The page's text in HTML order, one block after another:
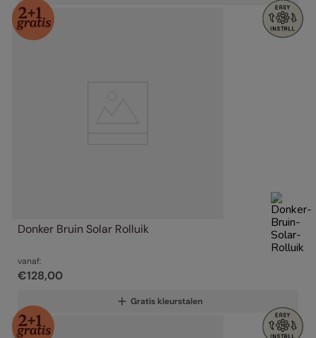
Donker Bruin Solar Rolluik
vanaf:
€128,00
Gratis kleurstalen